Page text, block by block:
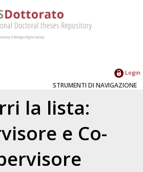
Login
STRUMENTI DI NAVIGAZIONE
la lista:
e Co-